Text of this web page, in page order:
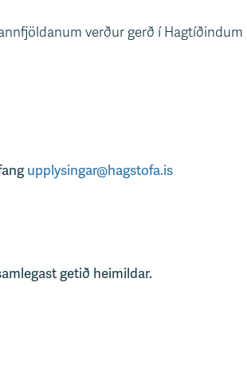
verður gerð í
upplysingar@hagstofa.is
getið heimildar.